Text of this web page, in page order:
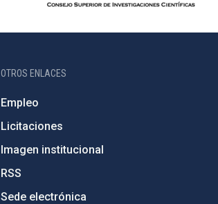
OTROS ENLACES
Empleo
Licitaciones
Imagen institucional
RSS
Sede electrónica